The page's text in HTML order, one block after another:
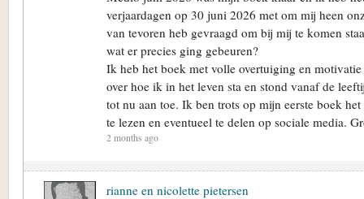
verjaardagen op 30 juni 2026 met om mij heen
van tevoren heb gevraagd om bij mij te komen
wat er precies ging gebeuren?
Ik heb het boek met volle overtuiging en motivatie
over hoe ik in het leven sta en stond vanaf de
tot nu aan toe. Ik ben trots op mijn eerste boek
te lezen en eventueel te delen op sociale media.
2 months ago
rianne en nicolette pietersen